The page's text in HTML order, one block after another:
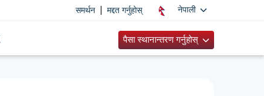
समर्थन मद्दत गर्नुहोस् नेपाली
पैसा स्थानान्तरण गर्नुहोस्